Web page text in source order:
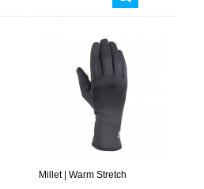
Millet | Warm Stretch